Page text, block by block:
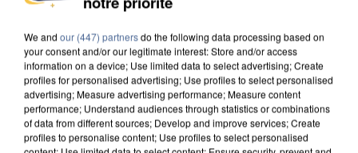
DE SOLIDARITÉ AVEC LES...
We and our (447) partnersdo the following data processing based on
your consent and/or our legitimate interest: Store and/or access
information on a device; Use limited data to select advertising; Create
profiles for personalised advertising; Use profiles to select personalised
advertising; Measure advertising performance; Measure content
performance; Understand audiences through statistics or combinations
of data from different sources; Develop and improve services; Create
profiles to personalise content; Use profiles to select personalised